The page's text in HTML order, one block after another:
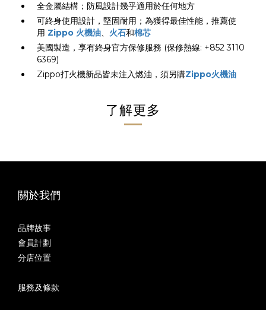
全金屬結構；防風設計幾乎適用於任何地方
可終身使用設計，堅固耐用；為獲得最佳性能，推薦使
用 Zippo 火機油、 火石和棉芯
美國製造，享有終身官方保修服務 (保修熱線: +852 3110
6369)
Zippo打火機新品皆未注入燃油，須另購Zippo火機油
了解更多
關於我們
品牌故事
會員計劃
分店位置
服務及條款